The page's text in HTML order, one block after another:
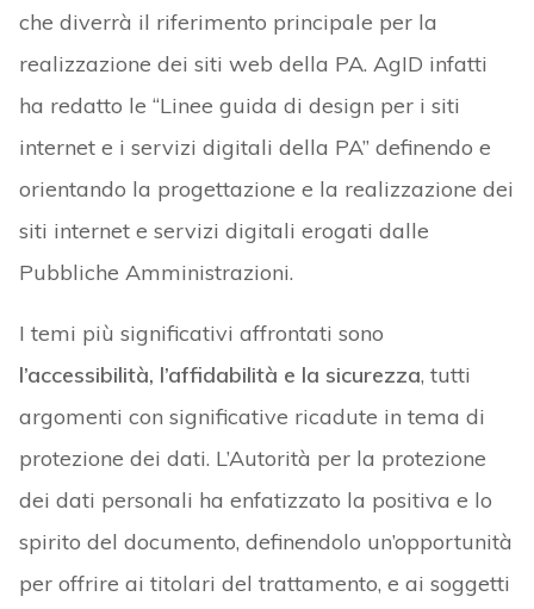
che diverrà il riferimento principale per la
realizzazione dei siti web della PA. AgID infatti
ha redatto le “Linee guida di design per i siti
internet e i servizi digitali della PA” definendo e
orientando la progettazione e la realizzazione dei
siti internet e servizi digitali erogati dalle
Pubbliche Amministrazioni.
I temi più significativi affrontati sono
l’accessibilità, l’affidabilità e la sicurezza, tutti
argomenti con significative ricadute in tema di
protezione dei dati. L’Autorità per la protezione
dei dati personali ha enfatizzato la positiva e lo
spirito del documento, definendolo un’opportunità
per offrire ai titolari del trattamento, e ai soggetti